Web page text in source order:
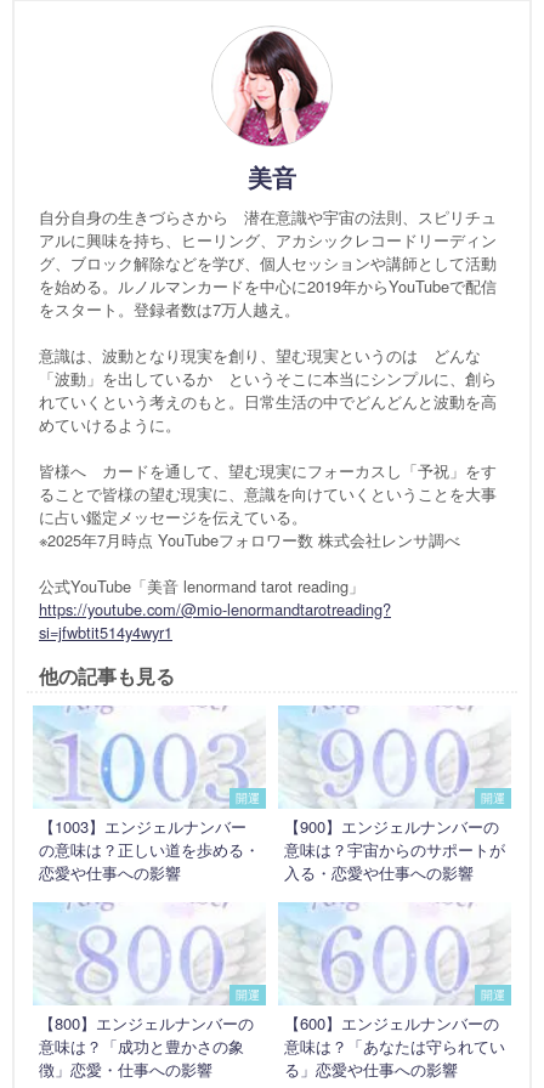
美音
自分自身の生きづらさから 潜在意識や宇宙の法則、スピリチュ
アルに興味を持ち、ヒーリング、アカシックレコードリーディン
グ、ブロック解除などを学び、個人セッションや講師として活動
を始める。ルノルマンカードを中心に2019年からYouTubeで配信
をスタート。登録者数は7万人越え。
意識は、波動となり現実を創り、望む現実というのは どんな
「波動」を出しているか というそこに本当にシンプルに、創ら
れていくという考えのもと。日常生活の中でどんどんと波動を高
めていけるように。
皆様へ カードを通して、望む現実にフォーカスし「予祝」をす
ることで皆様の望む現実に、意識を向けていくということを大事
に占い鑑定メッセージを伝えている。
※2025年7月時点 YouTubeフォロワー数 株式会社レンサ調べ
公式YouTube「美音 lenormand tarot reading」
https://youtube.com/@mio-lenormandtarotreading?
si=jfwbtit514y4wyr1
他の記事も見る
開運
【1003】エンジェルナンバー
の意味は？正しい道を歩める・
恋愛や仕事への影響
開運
【900】エンジェルナンバーの
意味は？宇宙からのサポートが
入る・恋愛や仕事への影響
開運
【800】エンジェルナンバーの
意味は？「成功と豊かさの象
徴」恋愛・仕事への影響
開運
【600】エンジェルナンバーの
意味は？「あなたは守られてい
る」恋愛や仕事への影響